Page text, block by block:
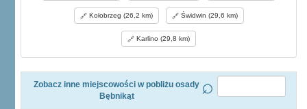
Kołobrzeg (26,2 km) Świdwin (29,6 km)
Karlino (29,8 km)
Zobacz inne miejscowości w pobliżu osady
Bębnikąt